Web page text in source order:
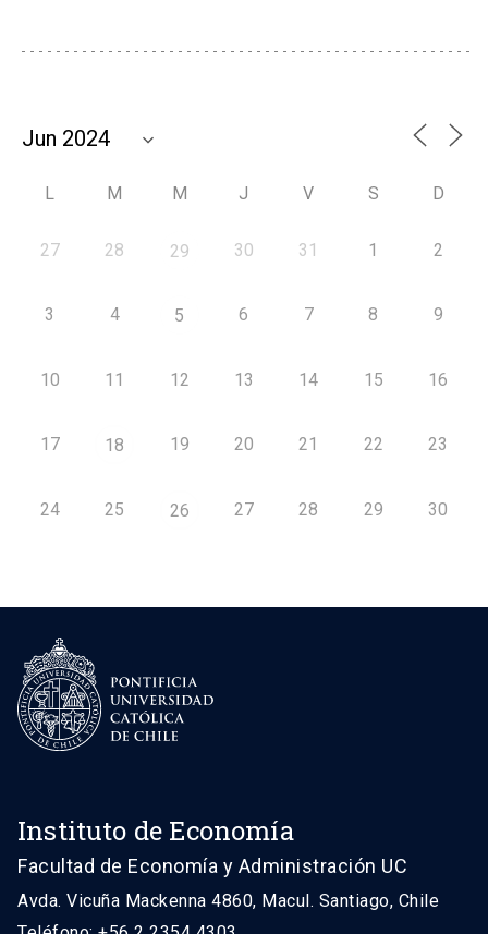
L M M J V S D
27 28 29 30 31 1 2
3 4 5 6 7 8 9
10 11 12 13 14 15 16
17 18 19 20 21 22 23
24 25 26 27 28 29 30
Instituto de Economía
Facultad de Economía y Administración UC
Avda. Vicuña Mackenna 4860, Macul. Santiago, Chile